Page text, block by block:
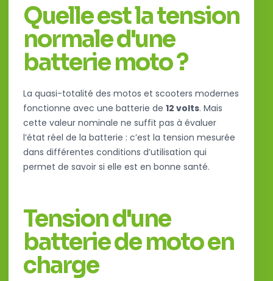
Quelle est la tension
normale d'une
batterie moto ?
La quasi-totalité des motos et scooters modernes
fonctionne avec une batterie de 12 volts. Mais
cette valeur nominale ne suffit pas à évaluer
l’état réel de la batterie : c’est la tension mesurée
dans différentes conditions d’utilisation qui
permet de savoir si elle est en bonne santé.
Tension d'une
batterie de moto en
charge